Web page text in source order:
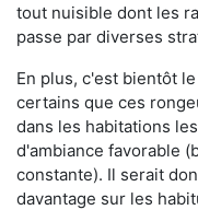
tout nuisible dont les
passe par diverses
En plus, c'est bientôt
certains que ces
dans les habitations
d'ambiance favorable
constante). Il serait
davantage sur les